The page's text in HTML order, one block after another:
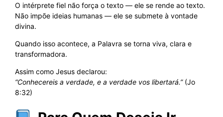
O intérprete fiel não força o texto — ele se rende ao texto.
Não impõe ideias humanas — ele se submete à vontade
divina.
Quando isso acontece, a Palavra se torna viva, clara e
transformadora.
Assim como Jesus declarou:
“Conhecereis a verdade, e a verdade vos libertará.”(Jo
8:32)